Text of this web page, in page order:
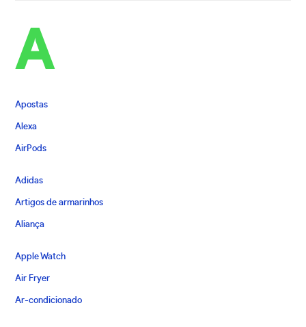
A
Apostas
Alexa
AirPods
Adidas
Artigos de armarinhos
Aliança
Apple Watch
Air Fryer
Ar-condicionado